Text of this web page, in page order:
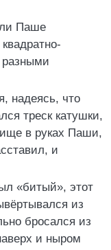
Паше
надеясь, что
треск катушки,
в руках Паши,
и
«битый», этот
из
бросался из
и ныром